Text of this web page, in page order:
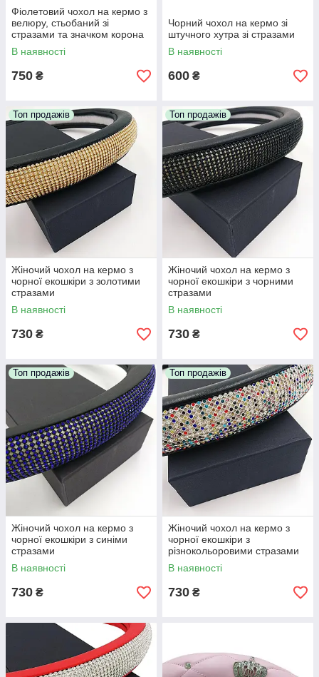
Фіолетовий чохол на кермо з
велюру, стьобаний зі
стразами та значком корона
В наявності
750 ₴
Чорний чохол на кермо зі
штучного хутра зі стразами
В наявності
600 ₴
Топ продажів
Жіночий чохол на кермо з
чорної екошкіри з золотими
стразами
В наявності
730 ₴
Топ продажів
Жіночий чохол на кермо з
чорної екошкіри з чорними
стразами
В наявності
730 ₴
Топ продажів
Жіночий чохол на кермо з
чорної екошкіри з синіми
стразами
В наявності
730 ₴
Топ продажів
Жіночий чохол на кермо з
чорної екошкіри з
різнокольоровими стразами
В наявності
730 ₴